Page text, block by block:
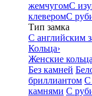
жемчугомС
клеверомС
Тип замка
С английским
Кольца›
Женские кольца
Без камней
бриллиантом С
камнями С